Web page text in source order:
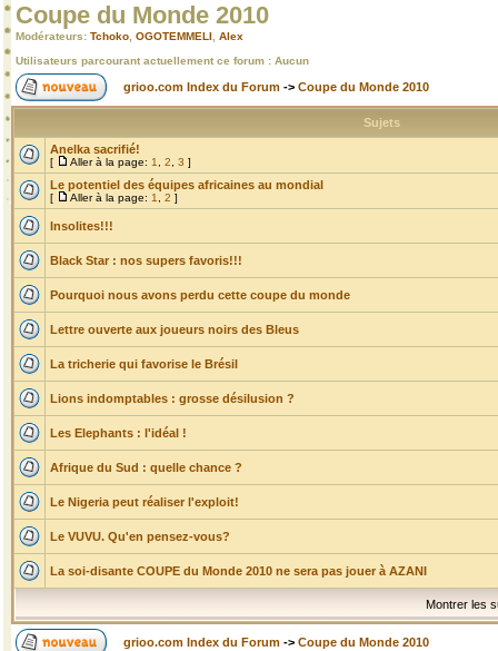
Coupe du Monde 2010
Modérateurs: Tchoko OGOTEMMELI Alex
Utilisateurs parcourant actuellement ce forum : Aucun
grioo.com Index du Forum -> Coupe du Monde 2010
Sujets
Anelka sacrifié!
[ Aller à la page: 1 2 3 ]
Le potentiel des équipes africaines au mondial
[ Aller à la page: 1 2 ]
Insolites!!!
Black Star : nos supers favoris!!!
Pourquoi nous avons perdu cette coupe du monde
Lettre ouverte aux joueurs noirs des Bleus
La tricherie qui favorise le Brésil
Lions indomptables : grosse désilusion ?
Les Elephants : l'idéal !
Afrique du Sud : quelle chance ?
Le Nigeria peut réaliser l'exploit!
Le VUVU. Qu'en pensez-vous?
La soi-disante COUPE du Monde 2010 ne sera pas jouer à AZANI
Montrer les
grioo.com Index du Forum -> Coupe du Monde 2010